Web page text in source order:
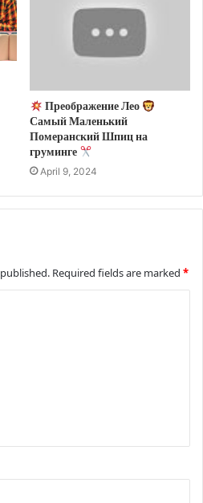
Преображение Лео
Самый Маленький
Померанский Шпиц на
груминге
April 9, 2024
Required fields are marked *